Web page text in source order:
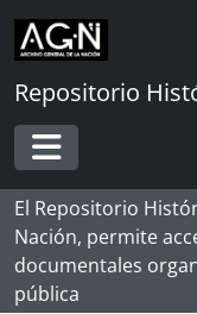
Skip to main content
Repositorio
Toggle
El Repositorio
Nación, permite
documentales
pública